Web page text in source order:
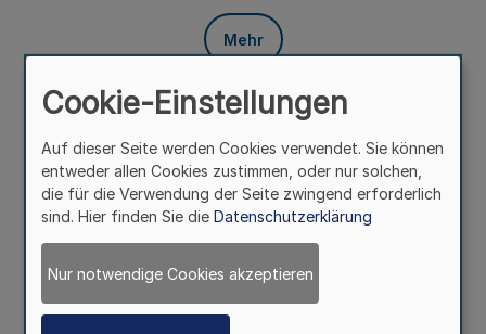
Mehr
Übertragung von Verwaltungsaufgaben
nach dem Vereinsgesetz auf das
Bundesverwaltungsamt
Bek. d. Innenministers v. 20.8.1979 -IV A 3 – 2205
Gem. § 11 Abs. 3 des Vereinsgesetzes vom 5. August 1964
(BGB1. I S. 593) veröffentliche ich die Bekanntmachung
des Bundesministers des Innern über die Übertragung von
Bundesverwaltungsamt:
Cookie-Einstellungen
Auf dieser Seite werden Cookies verwendet. Sie können
entweder allen Cookies zustimmen, oder nur solchen,
die für die Verwendung der Seite zwingend erforderlich
sind. Hier finden Sie die Datenschutzerklärung
Nur notwendige Cookies akzeptieren